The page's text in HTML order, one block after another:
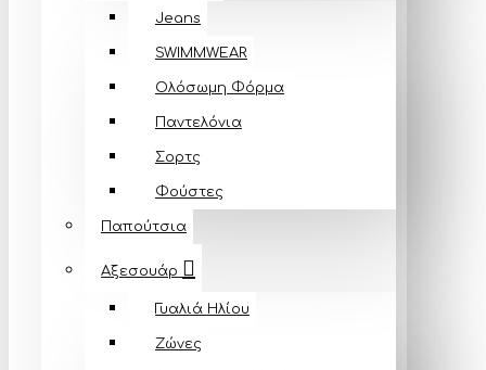
Jeans
SWIMMWEAR
Ολόσωμη Φόρμα
Παντελόνια
Σορτς
Φούστες
Παπούτσια
Αξεσουάρ
Γυαλιά Ηλίου
Ζώνες